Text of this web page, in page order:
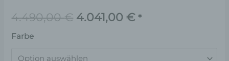
4.490,00€ 4.041,00 € *
Farbe